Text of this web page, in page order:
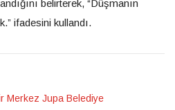
belirterek, “Düşmanın
ifadesini kullandı.
Merkez Jupa Belediye